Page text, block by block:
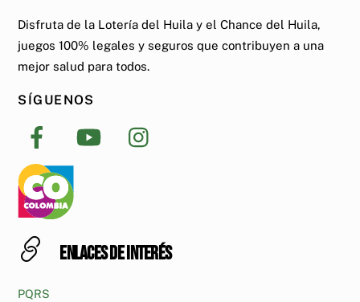
Disfruta de la Lotería del Huila y el Chance del Huila,
juegos 100% legales y seguros que contribuyen a una
mejor salud para todos.
SÍGUENOS
Enlaces de interés
PQRS